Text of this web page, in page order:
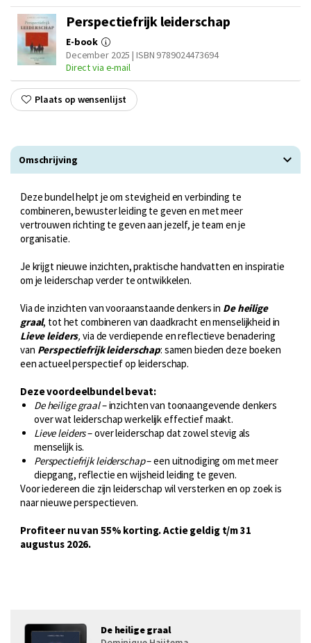
Perspectiefrijk leiderschap
E-book
December 2025 | ISBN 9789024473694
Direct via e-mail
Plaats op wensenlijst
Omschrijving
Deze bundel helpt je om stevigheid en verbinding te
combineren, bewuster leiding te geven en met meer
vertrouwen richting te geven aan jezelf, je team en je
organisatie.
Je krijgt nieuwe inzichten, praktische handvatten en inspiratie
om je leiderschap verder te ontwikkelen.
Via de inzichten van vooraanstaande denkers in De heilige
graal, tot het combineren van daadkracht en menselijkheid in
Lieve leiders, via de verdiepende en reflectieve benadering
van Perspectiefrijk leiderschap: samen bieden deze boeken
een actueel perspectief op leiderschap.
Deze voordeelbundel bevat:
De heilige graal– inzichten van toonaangevende denkers
over wat leiderschap werkelijk effectief maakt.
Lieve leiders– over leiderschap dat zowel stevig als
menselijk is.
Perspectiefrijk leiderschap– een uitnodiging om met meer
diepgang, reflectie en wijsheid leiding te geven.
Voor iedereen die zijn leiderschap wil versterken en op zoek is
naar nieuwe perspectieven.
Profiteer nu van 55% korting. Actie geldig t/m 31
augustus 2026.
De heilige graal